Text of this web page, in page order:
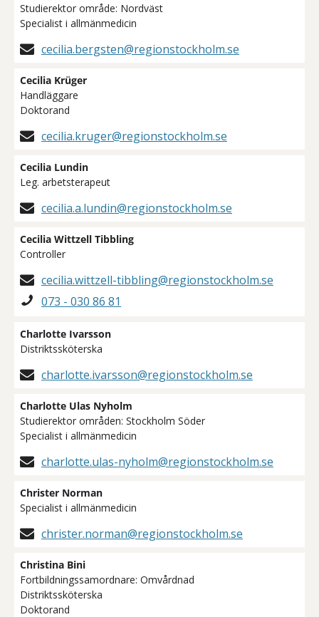
Studierektor område: Nordväst
Specialist i allmänmedicin
cecilia.bergsten@regionstockholm.se
Cecilia Krüger
Handläggare
Doktorand
cecilia.kruger@regionstockholm.se
Cecilia Lundin
Leg. arbetsterapeut
cecilia.a.lundin@regionstockholm.se
Cecilia Wittzell Tibbling
Controller
cecilia.wittzell-tibbling@regionstockholm.se
073 - 030 86 81
Charlotte Ivarsson
Distriktssköterska
charlotte.ivarsson@regionstockholm.se
Charlotte Ulas Nyholm
Studierektor områden: Stockholm Söder
Specialist i allmänmedicin
charlotte.ulas-nyholm@regionstockholm.se
Christer Norman
Specialist i allmänmedicin
christer.norman@regionstockholm.se
Christina Bini
Fortbildningssamordnare: Omvårdnad
Distriktssköterska
Doktorand